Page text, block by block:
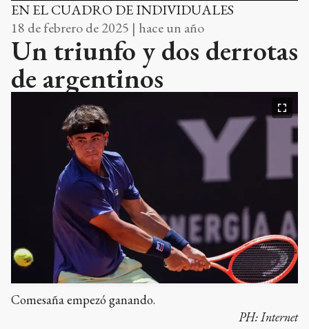
EN EL CUADRO DE INDIVIDUALES
18 de febrero de 2025 | hace un año
Un triunfo y dos derrotas
de argentinos
Comesaña empezó ganando.
PH:Internet